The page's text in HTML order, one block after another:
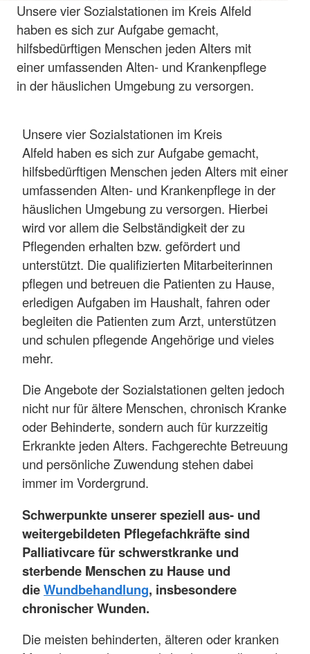
Unsere vier Sozialstationen im Kreis Alfeld
haben es sich zur Aufgabe gemacht,
hilfsbedürftigen Menschen jeden Alters mit
einer umfassenden Alten- und Krankenpflege
in der häuslichen Umgebung zu versorgen.
Unsere vier Sozialstationen im Kreis
Alfeld haben es sich zur Aufgabe gemacht,
hilfsbedürftigen Menschen jeden Alters mit einer
umfassenden Alten- und Krankenpflege in der
häuslichen Umgebung zu versorgen. Hierbei
wird vor allem die Selbständigkeit der zu
Pflegenden erhalten bzw. gefördert und
unterstützt. Die qualifizierten Mitarbeiterinnen
pflegen und betreuen die Patienten zu Hause,
erledigen Aufgaben im Haushalt, fahren oder
begleiten die Patienten zum Arzt, unterstützen
und schulen pflegende Angehörige und vieles
mehr.
Die Angebote der Sozialstationen gelten jedoch
nicht nur für ältere Menschen, chronisch Kranke
oder Behinderte, sondern auch für kurzzeitig
Erkrankte jeden Alters. Fachgerechte Betreuung
und persönliche Zuwendung stehen dabei
immer im Vordergrund.
Schwerpunkte unserer speziell aus- und
weitergebildeten Pflegefachkräfte sind
Palliativcare für schwerstkranke und
sterbende Menschen zu Hause und
dieWundbehandlung, insbesondere
chronischer Wunden.
Die meisten behinderten, älteren oder kranken